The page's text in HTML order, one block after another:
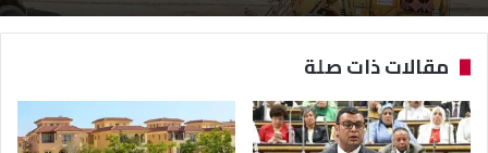
مقالات ذات صلة